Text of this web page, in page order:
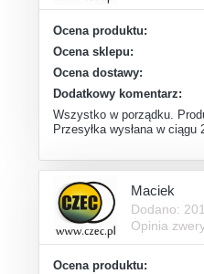
Ocena produktu:
Ocena sklepu:
Ocena dostawy:
Dodatkowy komentarz:
Wszystko w porządku.
Przesyłka wysłana w ciągu
Maciek
Dodano:
Opinia
Ocena produktu: